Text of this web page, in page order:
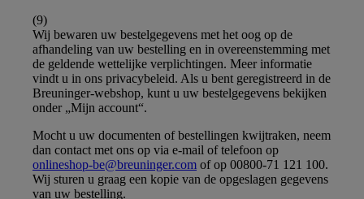
(9)
Wij bewaren uw bestelgegevens met het oog op de
afhandeling van uw bestelling en in overeenstemming met
de geldende wettelijke verplichtingen. Meer informatie
vindt u in ons privacybeleid. Als u bent geregistreerd in de
Breuninger-webshop, kunt u uw bestelgegevens bekijken
onder „Mijn account“.
Mocht u uw documenten of bestellingen kwijtraken, neem
dan contact met ons op via e-mail of telefoon op
onlineshop-be@breuninger.com of op 00800-71 121 100.
Wij sturen u graag een kopie van de opgeslagen gegevens
van uw bestelling.